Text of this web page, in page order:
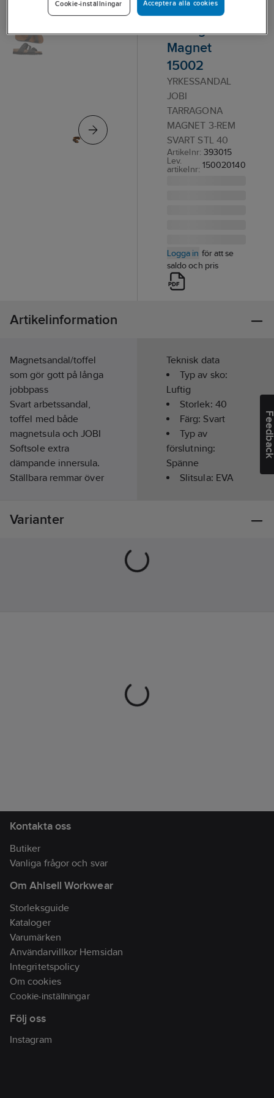
JOBI
Tarragona
Magnet
15002
YRKESSANDAL
JOBI
TARRAGONA
MAGNET 3-REM
SVART STL 40
Artikelnr: 393015
Lev.
artikelnr: 150020140
Logga in för att se
saldo och pris
Artikelinformation
Magnetsandal/toffel
som gör gott på långa
jobbpass
Svart arbetssandal,
toffel med både
magnetsula och JOBI
Softsole extra
dämpande innersula.
Ställbara remmar över
just din fot för att sitta
Observera att
plattorna sitter olika
på höger och vänster,
färgerna på
innersulans linjer.
•Ovandel i Eco
leather, lättskött,
slitstarkt
syntetmaterial.
•Två ställbara remmar.
•Innersula med
med mocka.
•JOBI Softsole
Teknisk data
Typ av sko:
Luftig
Storlek: 40
Färg:Svart
Typ av
förslutning:
Spänne
Slitsula: EVA
Varianter
Kontakta oss
Butiker
Vanliga frågor och svar
Om Ahlsell Workwear
Storleksguide
Kataloger
Varumärken
Användarvillkor Hemsidan
Integritetspolicy
Om cookies
Cookie-inställningar
Följ oss
Instagram
Acceptera alla cookies
Cookie-inställningar